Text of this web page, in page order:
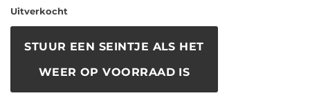
Uitverkocht
STUUR EEN SEINTJE ALS HET
WEER OP VOORRAAD IS